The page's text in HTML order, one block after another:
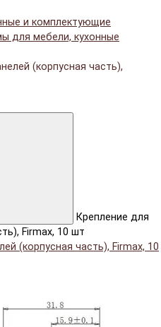
и комплектующие
для мебели, кухонные
(корпусная часть),
Крепление для
Firmax, 10 шт